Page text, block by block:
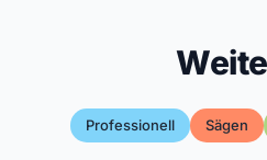
Professionell Sägen